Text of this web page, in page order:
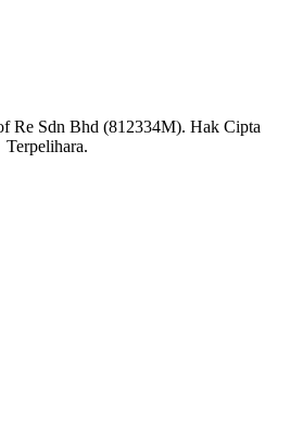
Re Sdn Bhd (812334M). Hak Cipta
Terpelihara.